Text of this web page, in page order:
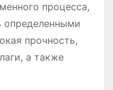
процесса,
определенными
прочность,
а также